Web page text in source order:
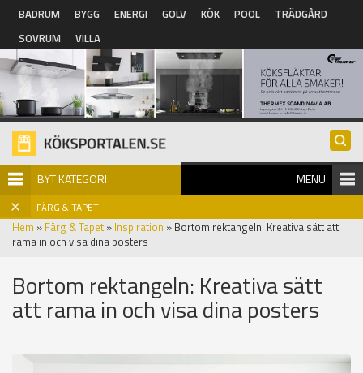
Hoppa till huvudinnehåll
BADRUM BYGG ENERGI GOLV KÖK POOL
TRÄDGÅRD
SOVRUM
VILLA
BYT KATEGORI MENU
FÄRG & TAPET
Hem » Färg & Tapet» Inspiration » Bortom rektangeln: Kreativa sätt att
rama in och visa dina posters
Bortom rektangeln: Kreativa sätt
att rama in och visa dina posters